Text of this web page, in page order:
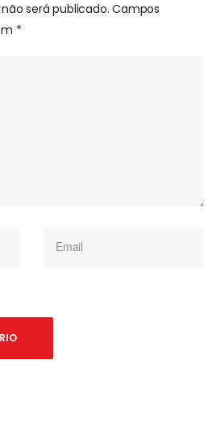
será publicado. Campos
*